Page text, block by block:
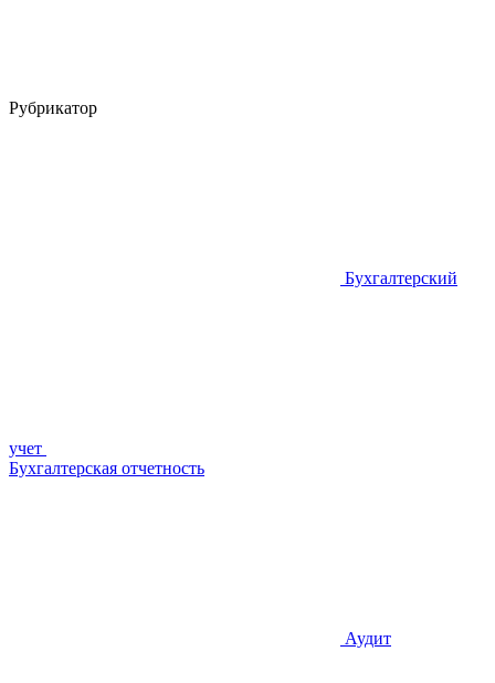
Рубрикатор
Бухгалтерский
учет
Бухгалтерская отчетность
Аудит